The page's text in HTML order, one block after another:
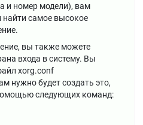
и номер модели), вам
найти самое высокое
вы также можете
входа в систему. Вы
xorg.conf
нужно будет создать это,
следующих команд: